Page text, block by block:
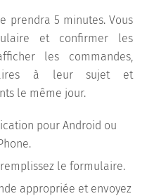
prendra 5 minutes. Vous
et confirmer les
les commandes,
à leur sujet et
le même jour.
pour Android ou
remplissez le formulaire.
appropriée et envoyez